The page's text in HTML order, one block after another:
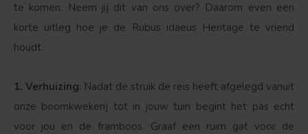
te komen. Neem jij dit van ons over? Daarom even een
korte uitleg hoe je de Rubus idaeus Heritage te vriend
houdt.
1. Verhuizing: Nadat de struik de reis heeft afgelegd vanuit
onze boomkwekerij tot in jouw tuin begint het pas echt
voor jou en de framboos. Graaf een ruim gat voor de
Bolvorm Verspreide vorm